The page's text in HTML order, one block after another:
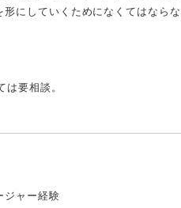
にしていくためになくてはならな
要相談。
ジャー経験